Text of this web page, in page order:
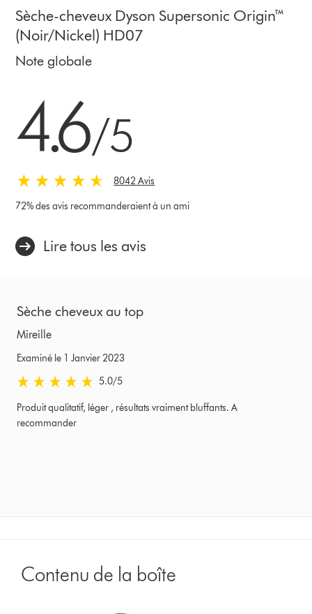
Sèche-cheveux Dyson Supersonic Origin™
(Noir/Nickel) HD07
Note globale
4.6/5
8042 Avis
72% des avis recommanderaient à un ami
Lire tous les avis
Sèche cheveux au top
Mireille
Examiné le 1 Janvier 2023
5.0 stars out of 5 from Examiné le 1 Janvier 2023 Avis
5.0/5
Produit qualitatif, léger , résultats vraiment bluffants. A
recommander
Contenu de la boîte